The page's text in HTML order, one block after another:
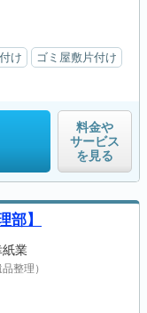
け
ゴミ屋敷片付け
料金や
サービス
を見る
部】
紙業
整理）